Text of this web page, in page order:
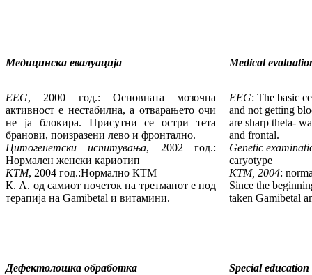
Медицинска евалуација Medical
EEG, 2000 год.: Основната мозочна
активност е нестабилна, а отварањето очи
не ја блокира. Присутни се остри тета
бранови, поизразени лево и фронтално.
Цитогенетски испитувања, 2002 год.:
Нормален женски кариотип
KTM, 2004 год.:Нормално КТМ
К. А. од самиот почеток на третманот е под
терапија на Gamibetal и витамини.
EEG: The basic
and not getting
are sharp theta-
and frontal.
Genetic
caryotype
KTM, 2004:
Since the
taken Gamibetal
Дефектолошка обработка Special